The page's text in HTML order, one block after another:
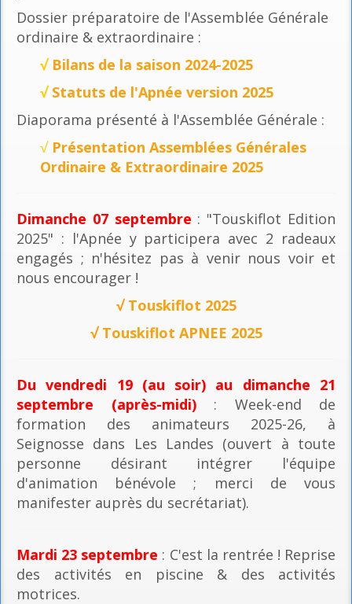
Dossier préparatoire de l'Assemblée Générale
ordinaire & extraordinaire :
√ Bilans de la saison 2024-2025
√ Statuts de l'Apnée version 2025
Diaporama présenté à l'Assemblée Générale :
√ Présentation Assemblées Générales
Ordinaire & Extraordinaire 2025
Dimanche 07 septembre : "Touskiflot Edition
2025" : l'Apnée y participera avec 2 radeaux
engagés ; n'hésitez pas à venir nous voir et
nous encourager !
√ Touskiflot 2025
√ Touskiflot APNEE 2025
Du vendredi 19 (au soir) au dimanche 21
septembre (après-midi): Week-end de
formation des animateurs 2025-26, à
Seignosse dans Les Landes (ouvert à toute
personne désirant intégrer l'équipe
d'animation bénévole ; merci de vous
manifester auprès du secrétariat).
Mardi 23 septembre : C'est la rentrée ! Reprise
des activités en piscine & des activités
motrices.